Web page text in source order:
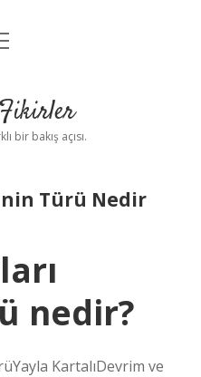
bir bakış açısı.
Türü Nedir
nedir?
KartalıDevrim ve